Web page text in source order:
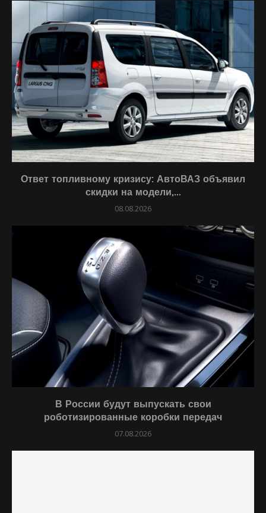
Ответ топливному кризису: АвтоВАЗ объявил
скидки на модели,...
08.08.2026
В России будут выпускать свои
роботизированные коробки передач
07.08.2026